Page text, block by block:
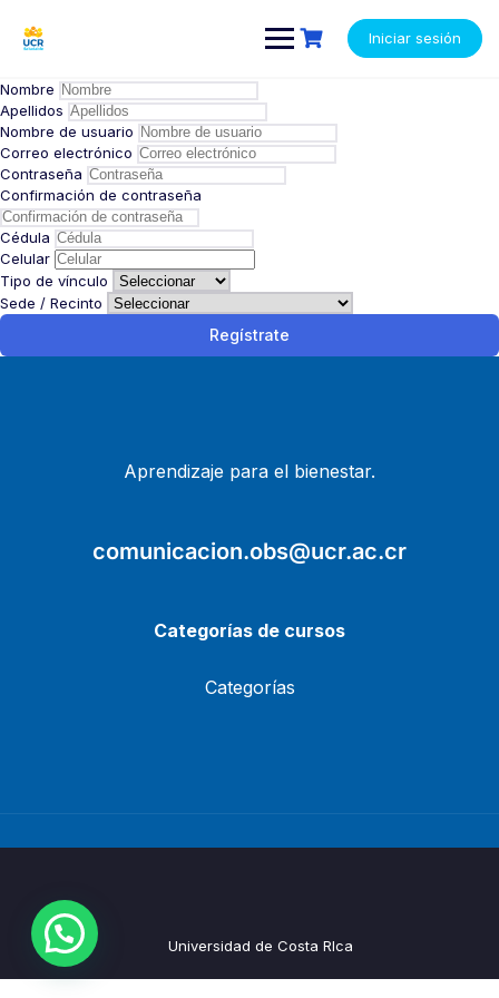
contenido
Iniciar sesión
Nombre
Apellidos
Nombre de usuario
Correo electrónico
Contraseña
Confirmación de contraseña
Cédula
Celular
Tipo de vínculo
Sede / Recinto
Regístrate
Aprendizaje para el bienestar.
comunicacion.obs@ucr.ac.cr
Categorías de cursos
Categorías
Universidad de Costa RIca